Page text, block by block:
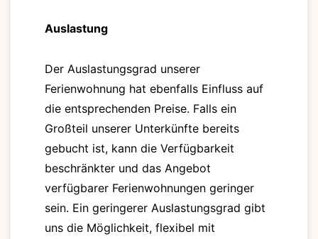
Auslastung
Der Auslastungsgrad unserer
Ferienwohnung hat ebenfalls Einfluss auf
die entsprechenden Preise. Falls ein
Großteil unserer Unterkünfte bereits
gebucht ist, kann die Verfügbarkeit
beschränkter und das Angebot
verfügbarer Ferienwohnungen geringer
sein. Ein geringerer Auslastungsgrad gibt
uns die Möglichkeit, flexibel mit